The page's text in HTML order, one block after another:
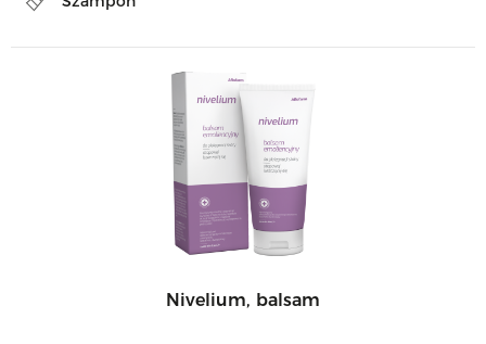
Nivelium, balsam